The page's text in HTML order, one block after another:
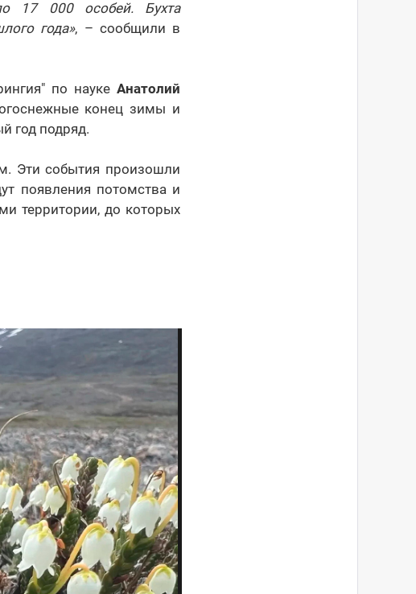
17 000 особей. Бухта
года», – сообщили в
по науке Анатолий
конец зимы и
год подряд.
Эти события произошли
появления потомства и
территории, до которых